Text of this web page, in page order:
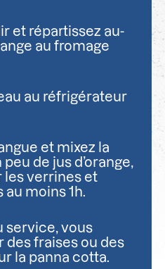
et répartissez au-
au fromage
au réfrigérateur
et mixez la
de jus d’orange,
les verrines et
moins 1h.
service, vous
des fraises ou des
la panna cotta.